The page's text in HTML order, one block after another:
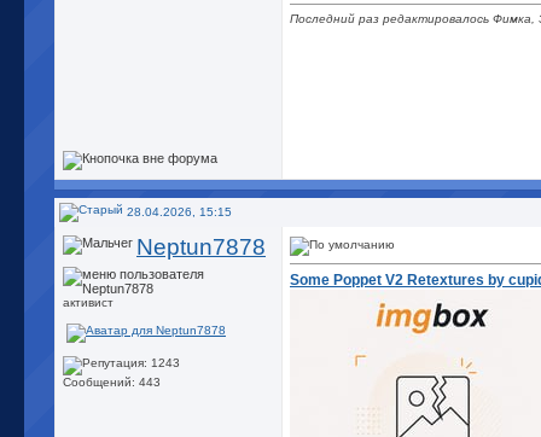
Последний раз редактировалось Фимка,
28.04.2026, 15:15
Neptun7878
активист
Сообщений: 443
Some Poppet V2 Retextures by